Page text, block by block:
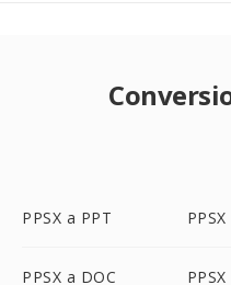
PPSX a PPT
PPSX a DOC PPSX